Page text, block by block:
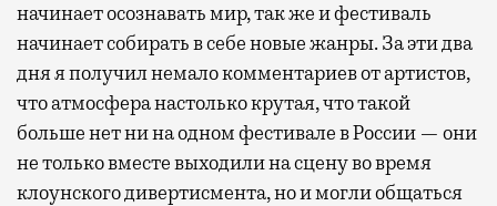
начинает осознавать мир, так же и фестиваль
начинает собирать в себе новые жанры. За эти два
дня я получил немало комментариев от артистов,
что атмосфера настолько крутая, что такой
больше нет ни на одном фестивале в России — они
не только вместе выходили на сцену во время
клоунского дивертисмента, но и могли общаться